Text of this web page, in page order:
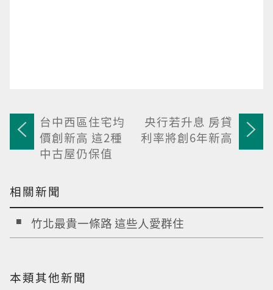
台中西區住宅均
價創新高 這2種
中古屋仍保值
央行若升息 房貸
利率將創6年新高
相關新聞
竹北最貴一條路 這些人愛群住
本類其他新聞